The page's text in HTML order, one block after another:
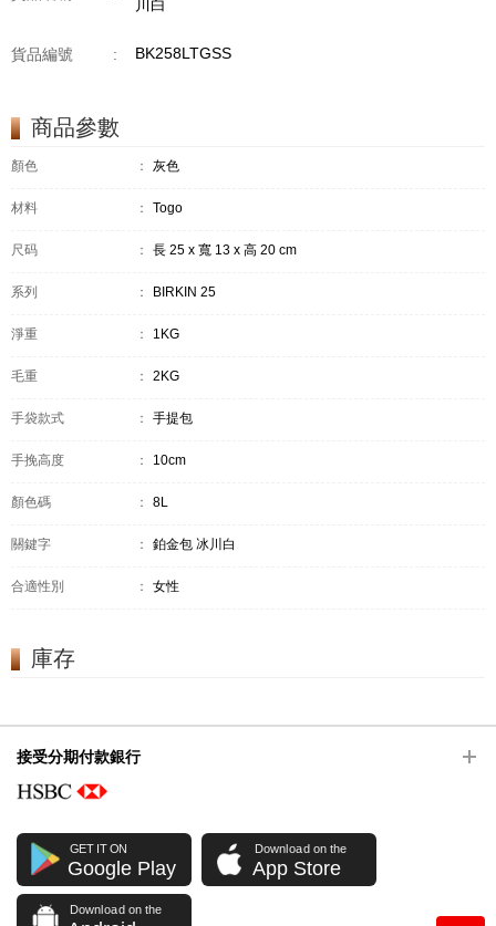
川白
貨品編號 : BK258LTGSS
商品參數
顏色 ： 灰色
材料 ： Togo
尺码 ： 長 25 x 寬 13 x 高 20 cm
系列 ： BIRKIN 25
淨重 ： 1KG
毛重 ： 2KG
手袋款式 ： 手提包
手挽高度 ： 10cm
顏色碼 ： 8L
關鍵字 ： 鉑金包 冰川白
合適性別 ： 女性
庫存
接受分期付款銀行
GET IT ON
Google Play
Download on the
App Store
Download on the